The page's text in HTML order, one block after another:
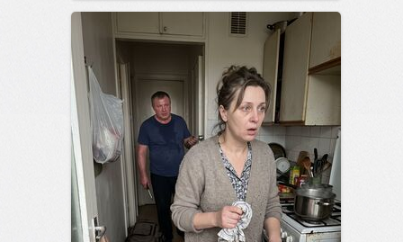
позитива!07:38Сегодня